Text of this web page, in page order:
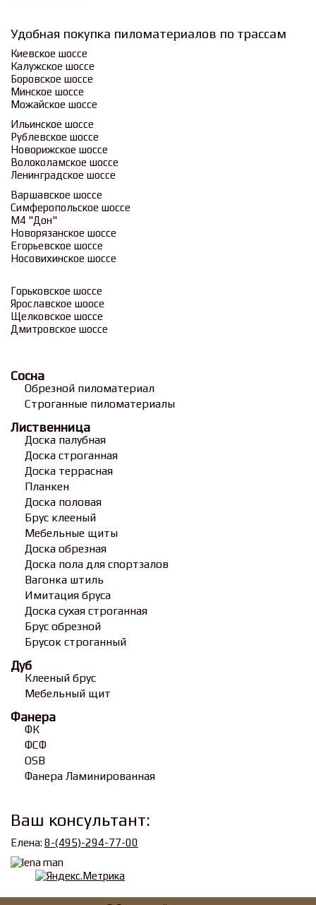
Удобная покупка пиломатериалов по трассам
Киевское шоссе
Калужское шоссе
Боровское шоссе
Минское шоссе
Можайское шоссе
Ильинское шоссе
Рублевское шоссе
Новорижское шоссе
Волоколамское шоссе
Ленинградское шоссе
Варшавское шоссе
Симферопольское шоссе
М4 "Дон"
Новорязанское шоссе
Егорьевское шоссе
Носовихинское шоссе
Горьковское шоссе
Ярославское шоосе
Щелковское шоссе
Дмитровское шоссе
Сосна
Обрезной пиломатериал
Строганные пиломатериалы
Лиственница
Доска палубная
Доска строганная
Доска террасная
Планкен
Доска половая
Брус клееный
Мебельные щиты
Доска обрезная
Доска пола для спортзалов
Вагонка штиль
Имитация бруса
Доска сухая строганная
Брус обрезной
Брусок строганный
Дуб
Клееный брус
Мебельный щит
Фанера
ФК
ФСФ
OSB
Фанера Ламинированная
Ваш консультант:
Елена:8-(495)-294-77-00